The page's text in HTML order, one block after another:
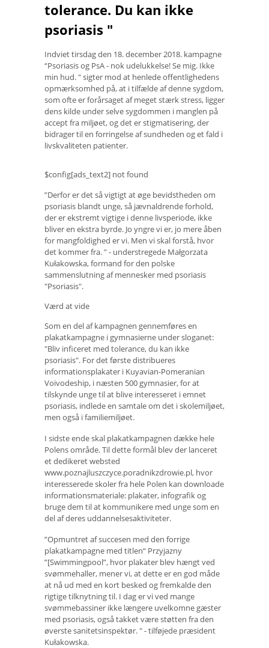
tolerance. Du kan ikke
psoriasis "
Indviet tirsdag den 18. december 2018. kampagne
“Psoriasis og PsA - nok udelukkelse! Se mig. Ikke
min hud. " sigter mod at henlede offentlighedens
opmærksomhed på, at i tilfælde af denne sygdom,
som ofte er forårsaget af meget stærk stress, ligger
dens kilde under selve sygdommen i manglen på
accept fra miljøet, og det er stigmatisering, der
bidrager til en forringelse af sundheden og et fald i
livskvaliteten patienter.
$config[ads_text2] not found
”Derfor er det så vigtigt at øge bevidstheden om
psoriasis blandt unge, så jævnaldrende forhold,
der er ekstremt vigtige i denne livsperiode, ikke
bliver en ekstra byrde. Jo yngre vi er, jo mere åben
for mangfoldighed er vi. Men vi skal forstå, hvor
det kommer fra. " - understregede Małgorzata
Kułakowska, formand for den polske
sammenslutning af mennesker med psoriasis
"Psoriasis".
Værd at vide
Som en del af kampagnen gennemføres en
plakatkampagne i gymnasierne under sloganet:
"Bliv inficeret med tolerance, du kan ikke
psoriasis". For det første distribueres
informationsplakater i Kuyavian-Pomeranian
Voivodeship, i næsten 500 gymnasier, for at
tilskynde unge til at blive interesseret i emnet
psoriasis, indlede en samtale om det i skolemiljøet,
men også i familiemiljøet.
I sidste ende skal plakatkampagnen dække hele
Polens område. Til dette formål blev der lanceret
et dedikeret websted
www.poznajluszczyce.poradnikzdrowie.pl, hvor
interesserede skoler fra hele Polen kan downloade
informationsmateriale: plakater, infografik og
bruge dem til at kommunikere med unge som en
del af deres uddannelsesaktiviteter.
”Opmuntret af succesen med den forrige
plakatkampagne med titlen“ Przyjazny
”[Swimmingpool”, hvor plakater blev hængt ved
svømmehaller, mener vi, at dette er en god måde
at nå ud med en kort besked og fremkalde den
rigtige tilknytning til. I dag er vi ved mange
svømmebassiner ikke længere uvelkomne gæster
med psoriasis, også takket være støtten fra den
øverste sanitetsinspektør. " - tilføjede præsident
Kułakowska.